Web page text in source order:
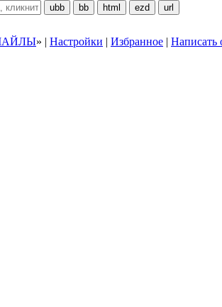
ubb bb html ezd url
» | Настройки | Избранное | Написать